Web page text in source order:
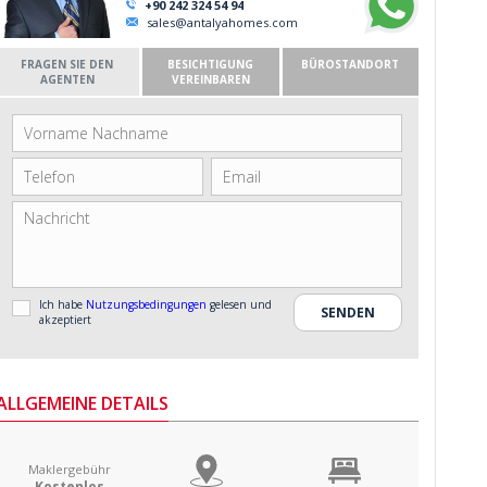
+90 242 324 54 94
sales@antalyahomes.com
FRAGEN SIE DEN
AGENTEN
BESICHTIGUNG
VEREINBAREN
BÜROSTANDORT
Ich habe Nutzungsbedingungen gelesen und
akzeptiert
DETAILS
Maklergebühr